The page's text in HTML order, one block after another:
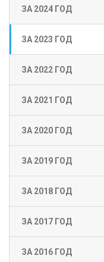
ЗА 2024 ГОД
ЗА 2023 ГОД
ЗА 2022 ГОД
ЗА 2021 ГОД
ЗА 2020 ГОД
ЗА 2019 ГОД
ЗА 2018 ГОД
ЗА 2017 ГОД
ЗА 2016 ГОД